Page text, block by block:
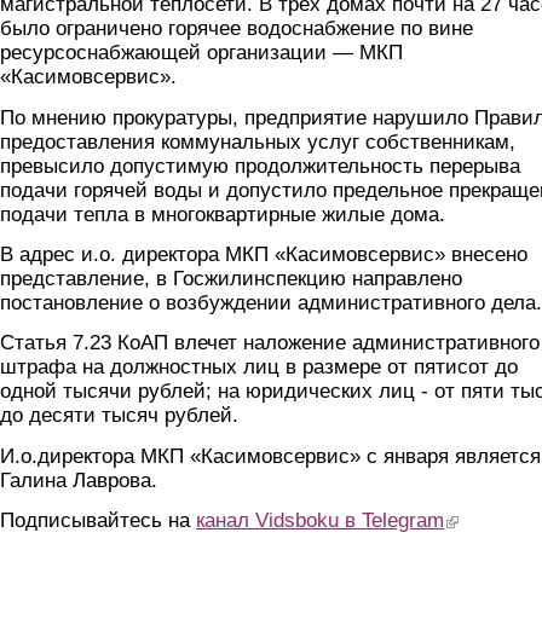
магистральной теплосети. В трех домах почти на 27
было ограничено горячее водоснабжение по вине
ресурсоснабжающей организации — МКП
«Касимовсервис».
По мнению прокуратуры, предприятие нарушило
предоставления коммунальных услуг собственникам,
превысило допустимую продолжительность перерыва
подачи горячей воды и допустило предельное
подачи тепла в многоквартирные жилые дома.
В адрес и.о. директора МКП «Касимовсервис» внесено
представление, в Госжилинспекцию направлено
постановление о возбуждении административного дела.
Статья 7.23 КоАП влечет наложение административного
штрафа на должностных лиц в размере от пятисот до
одной тысячи рублей; на юридических лиц - от пяти
до десяти тысяч рублей.
И.о.директора МКП «Касимовсервис» с января является
Галина Лаврова.
Подписывайтесь на канал Vidsboku в Telegram (link is